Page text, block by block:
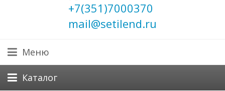
+7(351)7000370
mail@setilend.ru
Меню
Каталог